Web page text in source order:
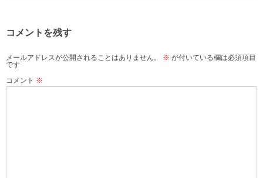
コメントを残す
メールアドレスが公開されることはありません。 ※ が付いている欄は必須項目
です
コメント ※